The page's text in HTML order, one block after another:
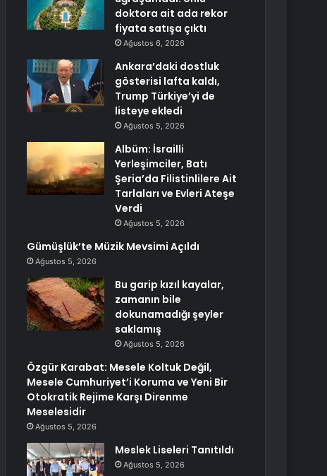
doktora ait ada rekor
fiyata satışa çıktı
Ağustos 6, 2026
Ankara’daki dostluk
gösterisi lafta kaldı,
Trump Türkiye’yi de
listeye ekledi
Ağustos 5, 2026
Albüm: İsrailli
Yerleşimciler, Batı
Şeria’da Filistinlilere Ait
Tarlaları ve Evleri Ateşe
Verdi
Ağustos 5, 2026
Gümüşlük’te Müzik Mevsimi Açıldı
Ağustos 5, 2026
Bu garip kızıl kayalar,
zamanın bile
dokunamadığı şeyler
saklamış
Ağustos 5, 2026
Özgür Karabat: Mesele Koltuk Değil,
Mesele Cumhuriyet’i Koruma ve Yeni Bir
Otokratik Rejime Karşı Direnme
Meselesidir
Ağustos 5, 2026
Meslek Liseleri Tanıtıldı
Ağustos 5, 2026